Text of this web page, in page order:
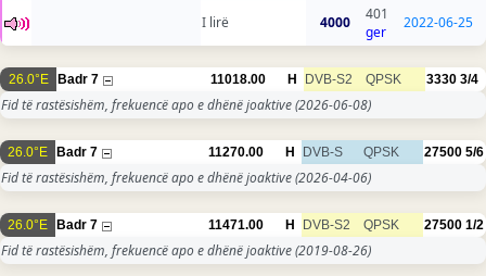
I lirë 4000
401
ger
2022-06-25
26.0°E Badr 7 11018.00 H DVB-S2 QPSK 3330 3/4
Fid të rastësishëm, frekuencë apo e dhënë joaktive(2026-06-08)
26.0°E Badr 7 11270.00 H DVB-S QPSK 27500 5/6
Fid të rastësishëm, frekuencë apo e dhënë joaktive(2026-04-06)
26.0°E Badr 7 11471.00 H DVB-S2 QPSK 27500 1/2
Fid të rastësishëm, frekuencë apo e dhënë joaktive(2019-08-26)